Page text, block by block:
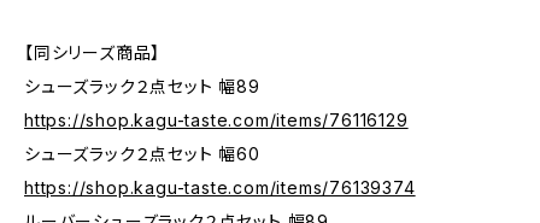
【同シリーズ商品】
シューズラック２点セット 幅89
https://shop.kagu-taste.com/items/76116129
シューズラック２点セット 幅60
https://shop.kagu-taste.com/items/76139374